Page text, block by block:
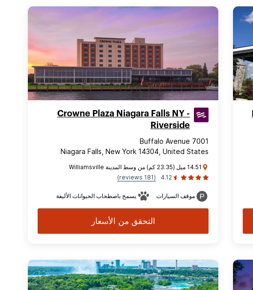
Crowne Plaza Niagara Falls NY -
Riverside
7001 Buffalo Avenue
Niagara Falls, New York 14304, United States
14.51 ميل (23.35 كم) من وسط المدينة Williamsville
4.12
(181 reviews)
موقف السيارات يسمح باصطحاب الحيوانات الأليفة
التحقق من الأسعار